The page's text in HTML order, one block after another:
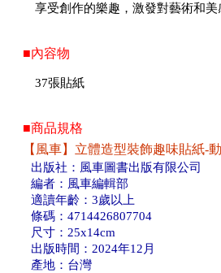
享受創作的樂趣，激發對藝術和美
■內容物
37張貼紙
■商品規格
【風車】立體造型裝飾趣味貼紙-
出版社：風車圖書出版有限公司
編者：風車編輯部
適讀年齡：3歲以上
條碼：4714426807704
尺寸：25x14cm
出版時間：2024年12月
產地：台灣